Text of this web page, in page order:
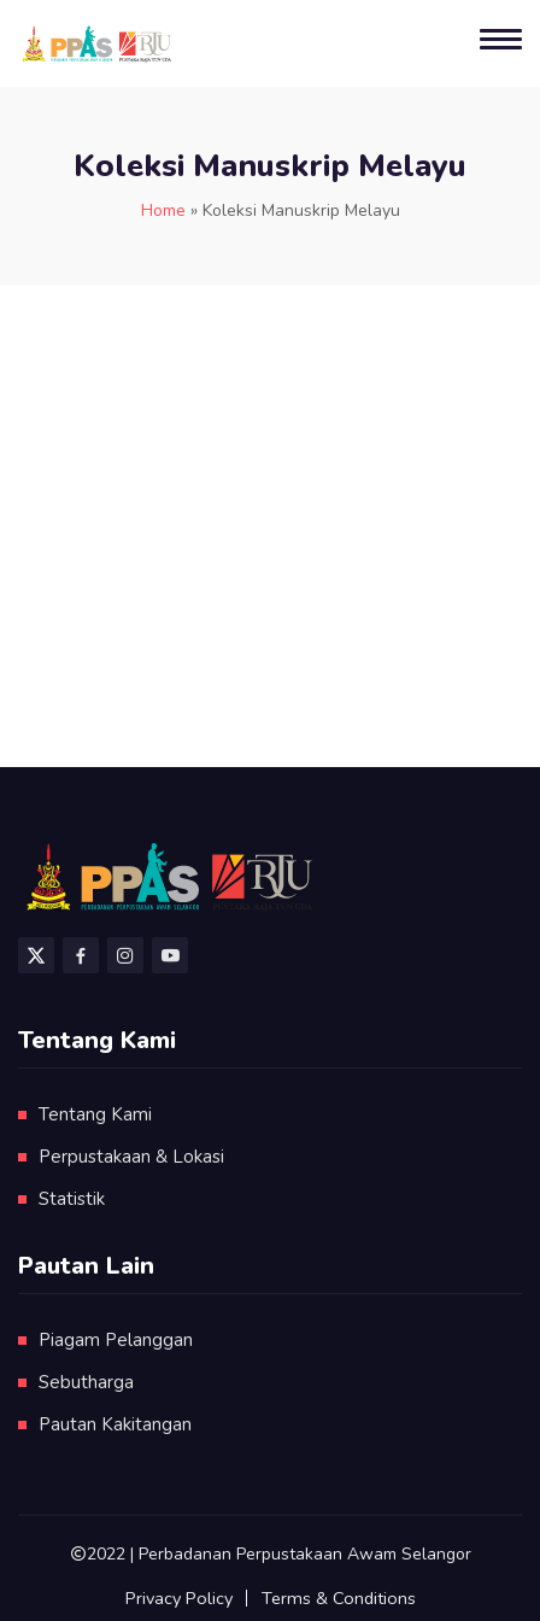
Koleksi Manuskrip Melayu
Home » Koleksi Manuskrip Melayu
Tentang Kami
Tentang Kami
Perpustakaan & Lokasi
Statistik
Pautan Lain
Piagam Pelanggan
Sebutharga
Pautan Kakitangan
2022 | Perbadanan Perpustakaan Awam Selangor
Privacy Policy Terms & Conditions